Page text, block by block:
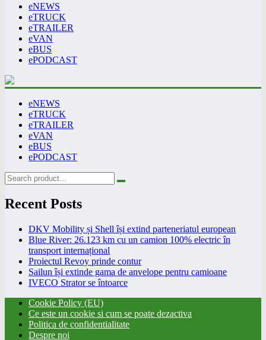
eNEWS
eTRUCK
eTRAILER
eVAN
eBUS
ePODCAST
eNEWS
eTRUCK
eTRAILER
eVAN
eBUS
ePODCAST
Recent Posts
DKV Mobility și Shell își extind parteneriatul european
Blue River: 26.123 km cu un camion 100% electric în
transport internațional
Proiectul Revoy prinde contur
Sailun își extinde gama de anvelope pentru camioane
IVECO Strator se întoarce
Cookie Policy (EU)
Ce este un cookie si cum se poate dezactiva
Politica de confidentialitate
Despre noi